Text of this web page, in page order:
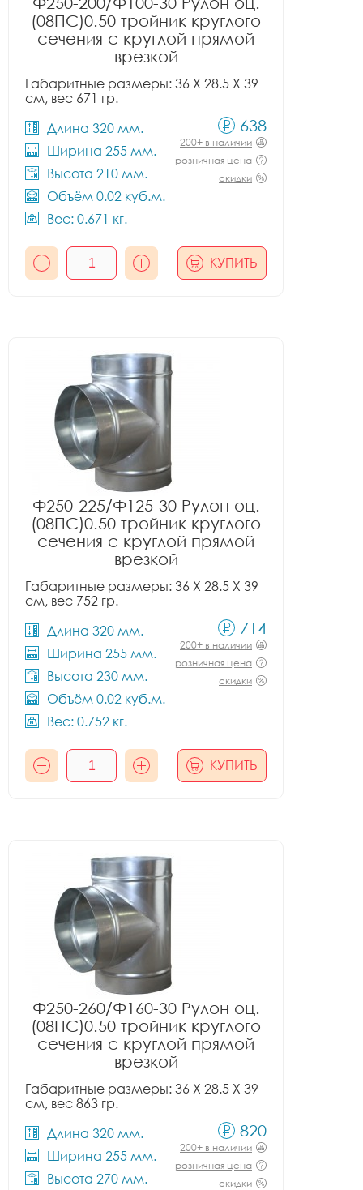
(08ПС)0.50 тройник круглого
сечения с круглой прямой
врезкой
Габаритные размеры: 36 X 28.5 X 39
см, вес 671 гр.
Длина 320 мм.
Ширина 255 мм.
Высота 210 мм.
Объём 0.02 куб.м.
Вес: 0.671 кг.
638
200+ в наличии
розничная цена
скидки
КУПИТЬ
Ф250-225/Ф125-30 Рулон оц.
(08ПС)0.50 тройник круглого
сечения с круглой прямой
врезкой
Габаритные размеры: 36 X 28.5 X 39
см, вес 752 гр.
Длина 320 мм.
Ширина 255 мм.
Высота 230 мм.
Объём 0.02 куб.м.
Вес: 0.752 кг.
714
200+ в наличии
розничная цена
скидки
КУПИТЬ
Ф250-260/Ф160-30 Рулон оц.
(08ПС)0.50 тройник круглого
сечения с круглой прямой
врезкой
Габаритные размеры: 36 X 28.5 X 39
см, вес 863 гр.
Длина 320 мм.
Ширина 255 мм.
Высота 270 мм.
820
200+ в наличии
розничная цена
скидки